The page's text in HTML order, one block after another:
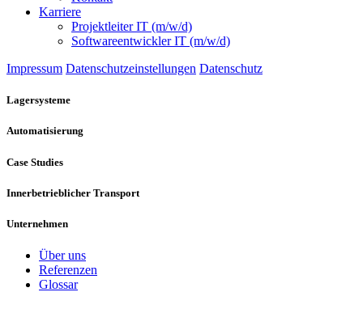
Karriere
Projektleiter IT (m/w/d)
Softwareentwickler IT (m/w/d)
Impressum Datenschutzeinstellungen Datenschutz
Lagersysteme
Automatisierung
Case Studies
Innerbetrieblicher Transport
Unternehmen
Über uns
Referenzen
Glossar